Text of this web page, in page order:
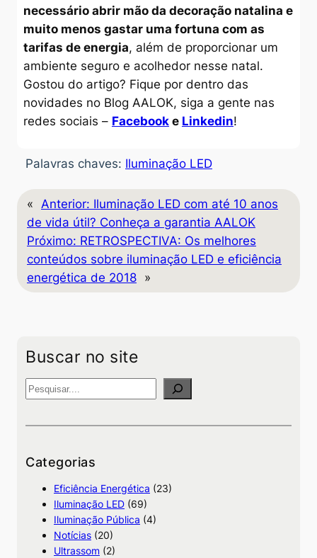
necessário abrir mão da decoração natalina e
muito menos gastar uma fortuna com as
tarifas de energia, além de proporcionar um
ambiente seguro e acolhedor nesse natal.
Gostou do artigo? Fique por dentro das
novidades no Blog AALOK, siga a gente nas
redes sociais – Facebooke Linkedin!
Palavras chaves: Iluminação LED
« Anterior: Iluminação LED com até 10 anos
de vida útil? Conheça a garantia AALOK
Próximo: RETROSPECTIVA: Os melhores
conteúdos sobre iluminação LED e eficiência
energética de 2018 »
Buscar no site
P
s
u
Categorias
Eficiência Energética (23)
Iluminação LED (69)
Iluminação Pública (4)
Notícias (20)
Ultrassom (2)